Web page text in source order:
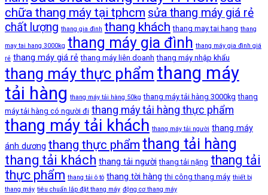
chữa thang máy tại tphcm sửa thang máy giá rẻ
chất lượng thang gia đình thang khách thang may tai hang thang
may tai hang 3000kg thang máy gia đình thang máy gia đình giá
rẻ thang máy giá rẻ thang máy liên doanh thang máy nhập khẩu
thang máy thực phẩm thang máy
tải hàng thang máy tải hàng 50kg thang máy tải hàng 3000kg thang
máy tải hàng có người đi thang máy tải hàng thực phẩm
thang máy tải khách thang máy tải người thang máy
ánh dương thang thực phẩm thang tải hàng
thang tải khách thang tải người thang tải nặng thang tải
thực phẩm thang tải ô tô thang tời hàng thi công thang máy thiết bị
thang máy tiêu chuẩn lắp đặt thang máy động cơ thang máy